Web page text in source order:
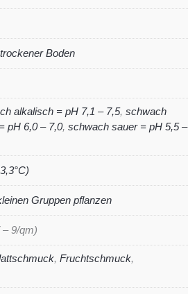
trockener Boden
alkalisch = pH 7,1 – 7,5, schwach
pH 6,0 – 7,0, schwach sauer = pH 5,5 –
Gruppen pflanzen
9/qm)
, Fruchtschmuck,